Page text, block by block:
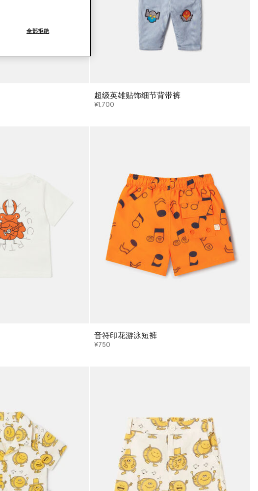
超级英雄贴饰细节背带裤
¥1,700
音符印花游泳短裤
¥750
全部拒绝